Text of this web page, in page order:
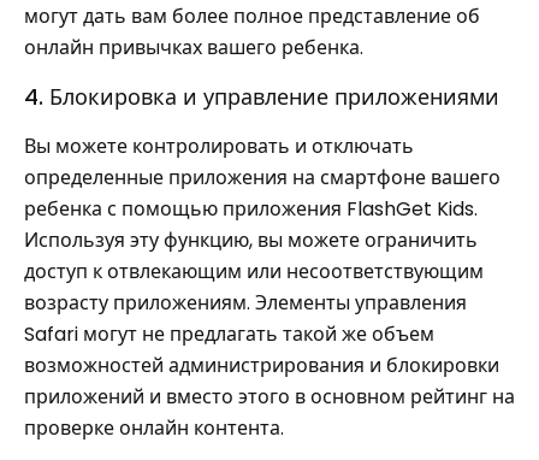
могут дать вам более полное представление об
онлайн привычках вашего ребенка.
4. Блокировка и управление приложениями
Вы можете контролировать и отключать
определенные приложения на смартфоне вашего
ребенка с помощью приложения FlashGet Kids.
Используя эту функцию, вы можете ограничить
доступ к отвлекающим или несоответствующим
возрасту приложениям. Элементы управления
Safari могут не предлагать такой же объем
возможностей администрирования и блокировки
приложений и вместо этого в основном рейтинг на
проверке онлайн контента.